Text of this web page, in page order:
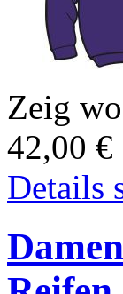
Zeig
42,00 €
Details